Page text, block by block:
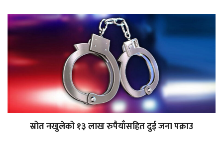
स्रोत नखुलेको १३ लाख रुपैयाँसहित दुई जना पक्राउ